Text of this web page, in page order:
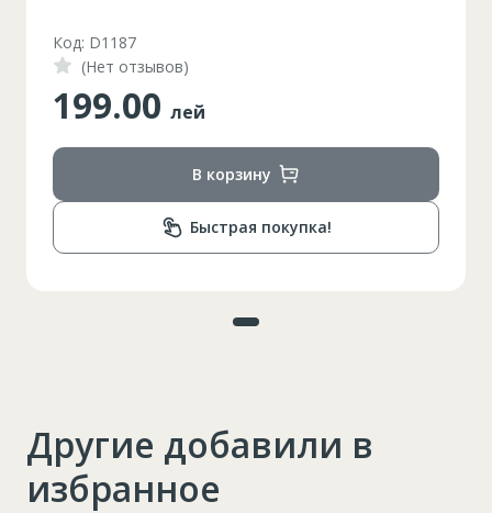
Код: D1187
(Нет отзывов)
199.00 лей
В корзину
Быстрая покупка!
Другие добавили в
избранное